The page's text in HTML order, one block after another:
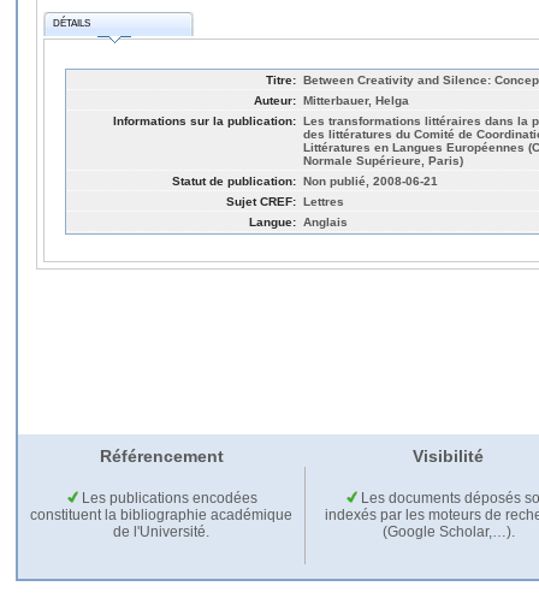
DÉTAILS
Titre: Between Creativity and Silence:
Auteur: Mitterbauer, Helga
Informations sur la publication: Les transformations littéraires dans la
des littératures du Comité de
Littératures en Langues Européennes
Normale Supérieure, Paris)
Statut de publication: Non publié, 2008-06-21
Sujet CREF: Lettres
Langue: Anglais
Référencement Visibilité
Les publications encodées
constituent la bibliographie académique
de l'Université.
Les documents déposés
indexés par les moteurs de
(Google Scholar,…).